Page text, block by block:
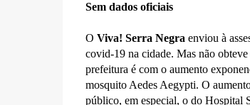
Sem dados oficiais
O Viva! Serra Negra enviou à
covid-19 na cidade. Mas não
prefeitura é com o aumento
mosquito Aedes Aegypti. O
público, em especial, o do Hospital